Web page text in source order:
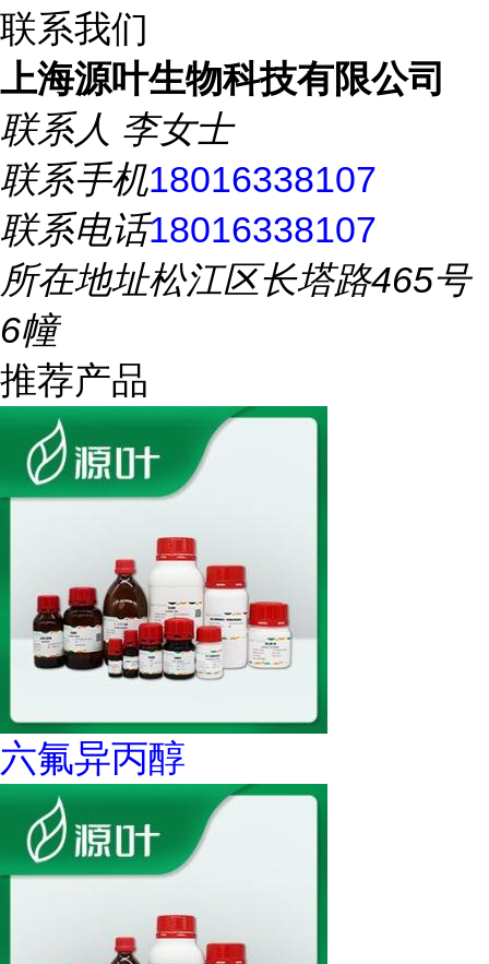
联系我们
上海源叶生物科技有限公司
联系人 李女士
联系手机18016338107
联系电话18016338107
所在地址松江区长塔路465号
6幢
推荐产品
六氟异丙醇